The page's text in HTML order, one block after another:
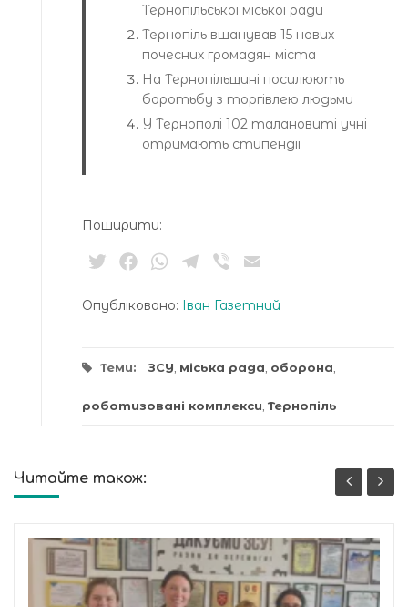
Тернопільської міської ради
Тернопіль вшанував 15 нових
почесних громадян міста
На Тернопільщині посилюють
боротьбу з торгівлею людьми
У Тернополі 102 талановиті учні
отримають стипендії
Поширити:
TwitterFacebookWhatsApp
Telegram
Viber
Опубліковано: Іван Газетний
Теми: ЗСУ, міська рада, оборона,
роботизовані комплекси, Тернопіль
Читайте також: